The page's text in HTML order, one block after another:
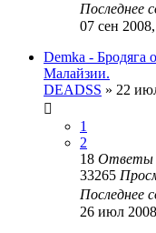
Последнее
07 сен
Demka - Бродяга
Малайзии.
DEADSS » 22
1
2
18 Ответы
33265
Последнее
26 июл